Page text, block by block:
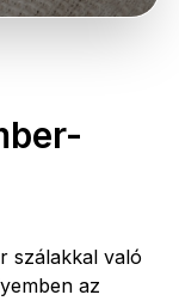
szálakkal való
az